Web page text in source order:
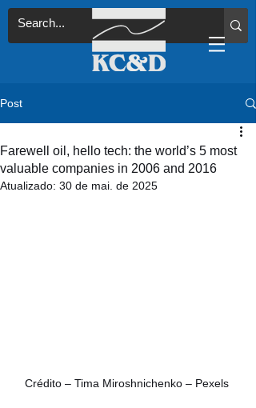
Post
Farewell oil, hello tech: the world’s 5 most
valuable companies in 2006 and 2016
Atualizado: 30 de mai. de 2025
Crédito – Tima Miroshnichenko – Pexels